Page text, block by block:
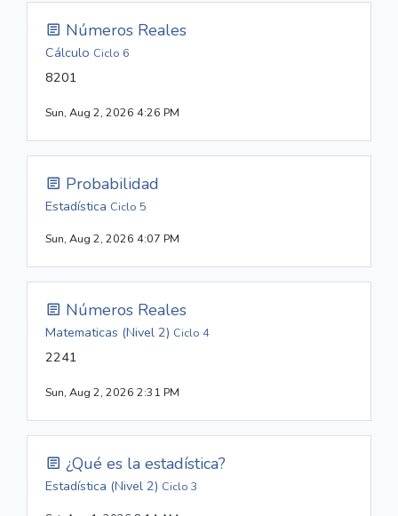
Números Reales
Cálculo Ciclo 6
8201
Sun, Aug 2, 2026 4:26 PM
Probabilidad
Estadística Ciclo 5
Sun, Aug 2, 2026 4:07 PM
Números Reales
Matematicas (Nivel 2) Ciclo 4
2241
Sun, Aug 2, 2026 2:31 PM
¿Qué es la estadística?
Estadística (Nivel 2) Ciclo 3